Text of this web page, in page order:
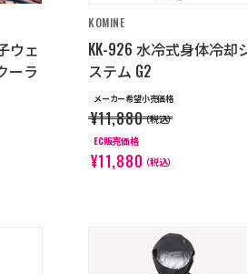
ウェ
ーラ
KOMINE
KK-926 水冷式身体冷却
ステム G2
メーカー希望小売価格
¥11,880（税込）
EC販売価格
¥11,880（税込）